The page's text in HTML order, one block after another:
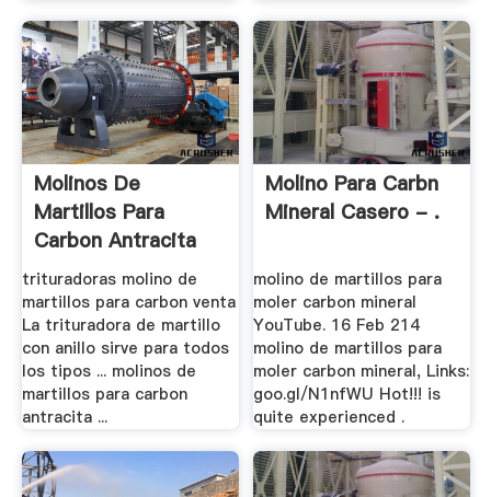
Molinos De
Martillos Para
Carbon Antracita
trituradoras molino de
martillos para carbon venta
La trituradora de martillo
con anillo sirve para todos
los tipos ... molinos de
martillos para carbon
antracita ...
Molino Para Carbn
Mineral Casero - .
molino de martillos para
moler carbon mineral
YouTube. 16 Feb 214
molino de martillos para
moler carbon mineral, Links:
goo.gl/N1nfWU Hot!!! is
quite experienced .